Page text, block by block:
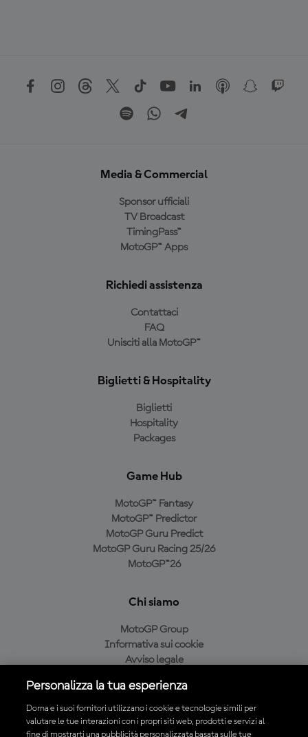
Media & Commercial
Sponsor ufficiali
TV Broadcast
TimingPass™
MotoGP™ Apps
Richiedi assistenza
Contattaci
FAQ
Unisciti alla MotoGP™
Biglietti & Hospitality
Biglietti
Hospitality
Packages
Game Hub
MotoGP™ Fantasy
MotoGP™ Predictor
MotoGP Guru Predict
MotoGP Guru Racing 25/26
MotoGP™26
Chi siamo
MotoGP Group
Informativa sui cookie
Avviso legale
Condizioni di acquisto
Personalizza la tua esperienza
Dorna e i suoi fornitori utilizzano i cookie e tecnologie simili per
valutare le tue interazioni con i propri siti web, prodotti e servizi al
fine di mostrarti una pubblicità personalizzata basata sulle tue